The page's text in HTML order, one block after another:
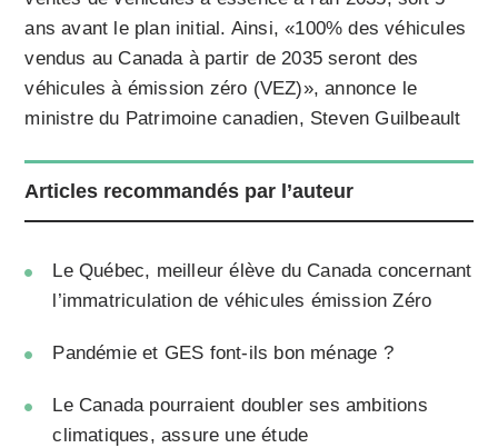
ans avant le plan initial. Ainsi, «100% des véhicules
vendus au Canada à partir de 2035 seront des
véhicules à émission zéro (VEZ)», annonce le
ministre du Patrimoine canadien, Steven Guilbeault
Articles recommandés par l’auteur
Le Québec, meilleur élève du Canada concernant
l’immatriculation de véhicules émission Zéro
Pandémie et GES font-ils bon ménage ?
Le Canada pourraient doubler ses ambitions
climatiques, assure une étude